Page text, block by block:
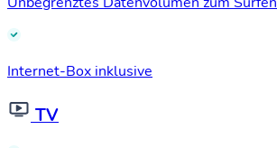
Internet-Box inklusive
TV